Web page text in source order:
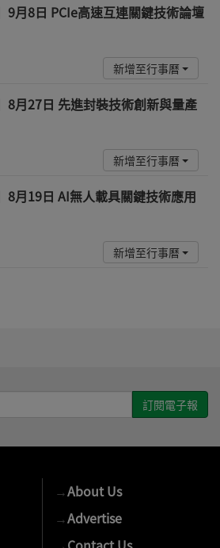
9月8日 PCIe高速互連關鍵技術論壇
新增至行事曆
8月27日 先進封裝技術創新與量產
新增至行事曆
8月19日 AI無人載具關鍵技術應用
新增至行事曆
→About Us
→Advertise